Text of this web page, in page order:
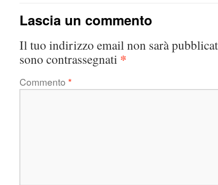
Lascia un commento
Il tuo indirizzo email non sarà
sono contrassegnati *
Commento *